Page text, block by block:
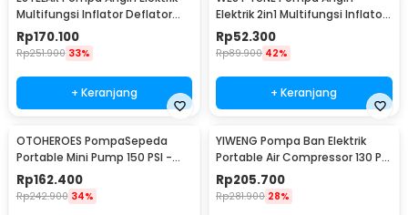
Multifungsi Inflator Deflator
with LED - CZ-666A
Rp170.100
Rp251.900 33%
+ Keranjang
Elektrik 2in1 Multifungsi Inflator
Deflator - GR-118E
Rp52.300
Rp89.900 42%
+ Keranjang
OTOHEROES PompaSepeda
Portable Mini Pump 150 PSI -
WY-006
Rp162.400
Rp242.900 34%
YIWENG Pompa Ban Elektrik
Portable Air Compressor 130 PSI
4000mAh - CX-229
Rp205.700
Rp281.900 28%